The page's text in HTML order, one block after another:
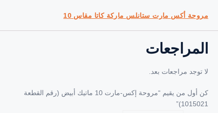
أكس مارت ستانلس ماركة كاتا مقاس 10
توجد مراجعات بعد.
كن أول من يقيم “مروحة إكس-مارت 10 ماتيك أبيض (رقم القطعة